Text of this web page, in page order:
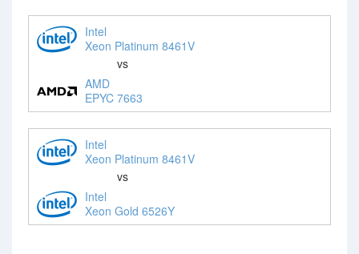
Intel
Xeon Platinum 8461V
vs
AMD
EPYC 7663
Intel
Xeon Platinum 8461V
vs
Intel
Xeon Gold 6526Y